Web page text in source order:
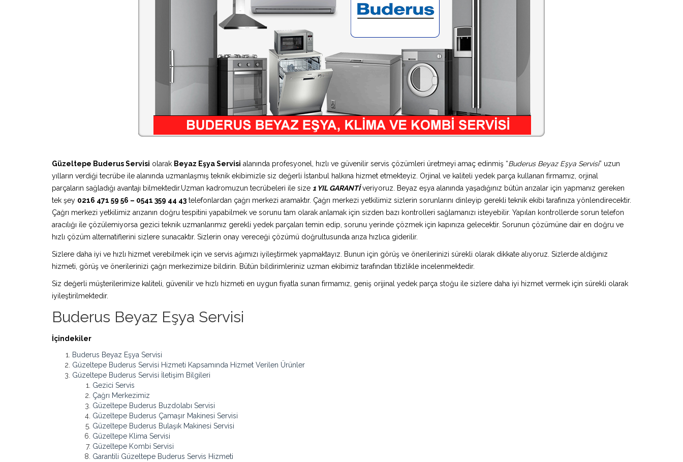
Güzeltepe Buderus Servisi olarak Beyaz Eşya Servisi alanında profesyonel, hızlı ve güvenilir servis çözümleri üretmeyi amaç edinmiş “Buderus Beyaz Eşya Servisi” uzun
yılların verdiği tecrübe ile alanında uzmanlaşmış teknik ekibimizle siz değerli İstanbul halkına hizmet etmekteyiz. Orjinal ve kaliteli yedek parça kullanan firmamız, orjinal
parçaların sağladığı avantajı bilmektedir.Uzman kadromuzun tecrübeleri ile size 1 YIL GARANTİveriyoruz. Beyaz eşya alanında yaşadığınız bütün arızalar için yapmanız gereken
tek şey 0216 471 59 56 – 0541 359 44 43 telefonlardan çağrı merkezi aramaktır. Çağrı merkezi yetkilimiz sizlerin sorunlarını dinleyip gerekli teknik ekibi tarafınıza yönlendirecektir.
Çağrı merkezi yetkilimiz arızanın doğru tespitini yapabilmek ve sorunu tam olarak anlamak için sizden bazı kontrolleri sağlamanızı isteyebilir. Yapılan kontrollerde sorun telefon
aracılığı ile çözülemiyorsa gezici teknik uzmanlarımız gerekli yedek parçaları temin edip, sorunu yerinde çözmek için kapınıza gelecektir. Sorunun çözümüne dair en doğru ve
hızlı çözüm alternatiflerini sizlere sunacaktır. Sizlerin onay vereceği çözümü doğrultusunda arıza hızlıca giderilir.
Sizlere daha iyi ve hızlı hizmet verebilmek için ve servis ağımızı iyileştirmek yapmaktayız. Bunun için görüş ve önerilerinizi sürekli olarak dikkate alıyoruz. Sizlerde aldığınız
hizmeti, görüş ve önerilerinizi çağrı merkezimize bildirin. Bütün bildirimleriniz uzman ekibimiz tarafından titizlikle incelenmektedir.
Siz değerli müşterilerimize kaliteli, güvenilir ve hızlı hizmeti en uygun fiyatla sunan firmamız, geniş orijinal yedek parça stoğu ile sizlere daha iyi hizmet vermek için sürekli olarak
iyileştirilmektedir.
Buderus Beyaz Eşya Servisi
İçindekiler
Buderus Beyaz Eşya Servisi
Güzeltepe Buderus Servisi Hizmeti Kapsamında Hizmet Verilen Ürünler
Güzeltepe Buderus Servisi İletişim Bilgileri
Gezici Servis
Çağrı Merkezimiz
Güzeltepe Buderus Buzdolabı Servisi
Güzeltepe Buderus Çamaşır Makinesi Servisi
Güzeltepe Buderus Bulaşık Makinesi Servisi
Güzeltepe Klima Servisi
Güzeltepe Kombi Servisi
Garantili Güzeltepe Buderus Servis Hizmeti